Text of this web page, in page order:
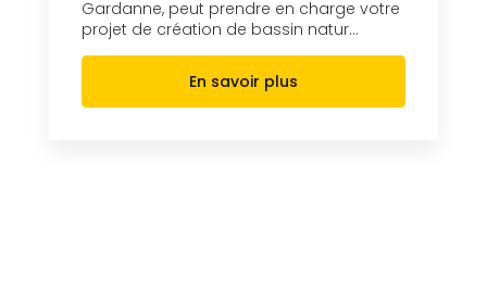
Gardanne, peut prendre en charge votre
projet de création de bassin natur...
En savoir plus